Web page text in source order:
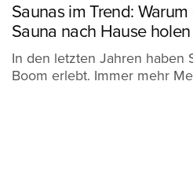
Saunas im Trend:
Sauna nach Hause
In den letzten Jahren haben
Boom erlebt. Immer mehr